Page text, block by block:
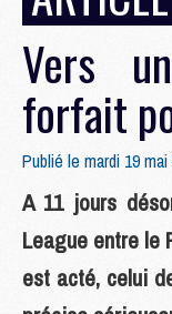
Vers
forfait
Publié le mardi 19 mai
A 11 jours
League entre le
est acté, celui